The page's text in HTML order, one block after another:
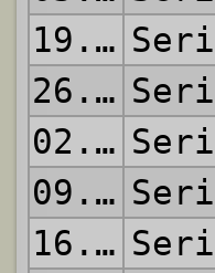
19.01.1958
26.01.1958
02.02.1958
09.02.1958
16.02.1958